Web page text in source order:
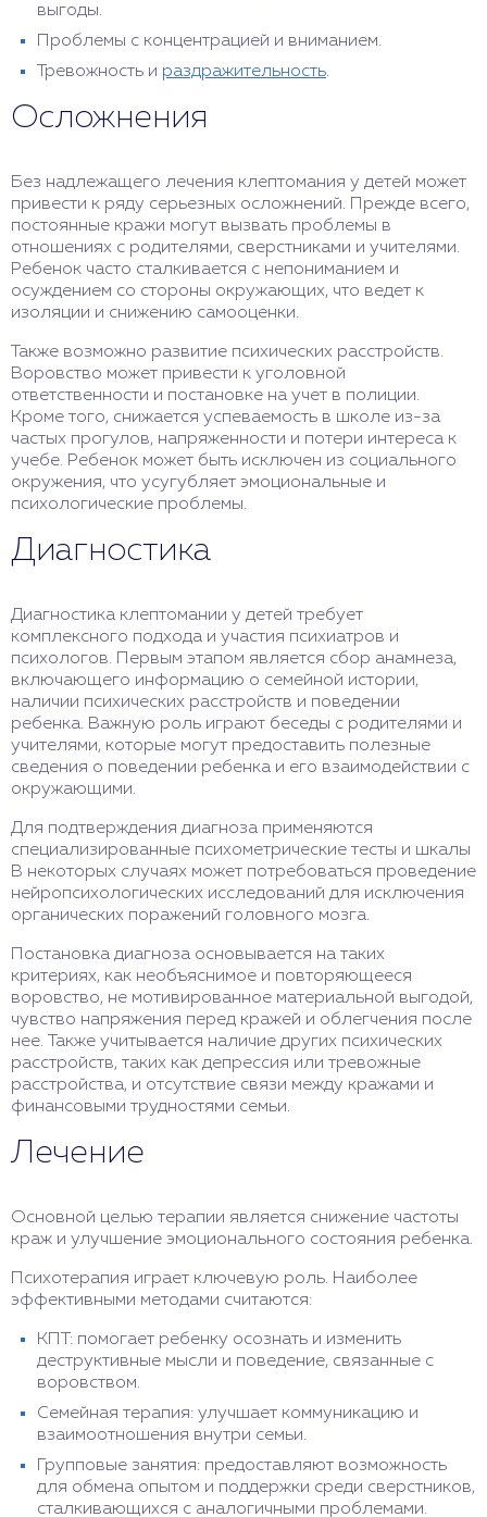
выгоды.
Проблемы с концентрацией и вниманием.
Тревожность и раздражительность.
Осложнения
Без надлежащего лечения клептомания у детей может
привести к ряду серьезных осложнений. Прежде всего,
постоянные кражи могут вызвать проблемы в
отношениях с родителями, сверстниками и учителями.
Ребенок часто сталкивается с непониманием и
осуждением со стороны окружающих, что ведет к
изоляции и снижению самооценки.
Также возможно развитие психических расстройств.
Воровство может привести к уголовной
ответственности и постановке на учет в полиции.
Кроме того, снижается успеваемость в школе из-за
частых прогулов, напряженности и потери интереса к
учебе. Ребенок может быть исключен из социального
окружения, что усугубляет эмоциональные и
психологические проблемы.
Диагностика
Диагностика клептомании у детей требует
комплексного подхода и участия психиатров и
психологов. Первым этапом является сбор анамнеза,
включающего информацию о семейной истории,
наличии психических расстройств и поведении
ребенка. Важную роль играют беседы с родителями и
учителями, которые могут предоставить полезные
сведения о поведении ребенка и его взаимодействии с
окружающими.
Для подтверждения диагноза применяются
специализированные психометрические тесты и шкалы
В некоторых случаях может потребоваться проведение
нейропсихологических исследований для исключения
органических поражений головного мозга.
Постановка диагноза основывается на таких
критериях, как необъяснимое и повторяющееся
воровство, не мотивированное материальной выгодой,
чувство напряжения перед кражей и облегчения после
нее. Также учитывается наличие других психических
расстройств, таких как депрессия или тревожные
расстройства, и отсутствие связи между кражами и
финансовыми трудностями семьи.
Лечение
Основной целью терапии является снижение частоты
краж и улучшение эмоционального состояния ребенка.
Психотерапия играет ключевую роль. Наиболее
эффективными методами считаются:
КПТ: помогает ребенку осознать и изменить
деструктивные мысли и поведение, связанные с
воровством.
Семейная терапия: улучшает коммуникацию и
взаимоотношения внутри семьи.
Групповые занятия: предоставляют возможность
для обмена опытом и поддержки среди сверстников,
сталкивающихся с аналогичными проблемами.